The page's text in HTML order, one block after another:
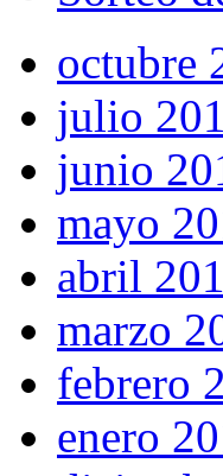
octubre
julio
junio
mayo
abril
marzo
febrero
enero